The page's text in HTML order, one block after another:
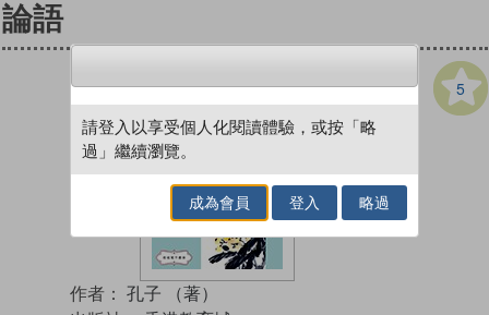
論語
5
作者： 孔子 （著）
請登入以享受個人化閱讀體驗，或按「略
過」繼續瀏覽。
成為會員 登入 略過